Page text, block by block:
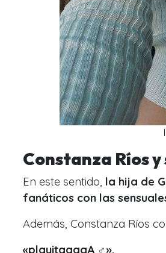
Constanza Ríos
En este sentido, la hija de
fanáticos con las
Además , Constanza Ríos
«playitaaaaA ‍♂️».